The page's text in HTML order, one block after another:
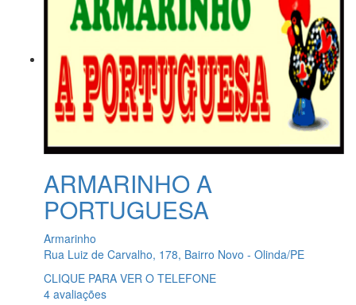
ARMARINHO A
PORTUGUESA
Armarinho
Rua Luiz de Carvalho, 178, Bairro Novo - Olinda/PE
CLIQUE PARA VER O TELEFONE
4 avaliações